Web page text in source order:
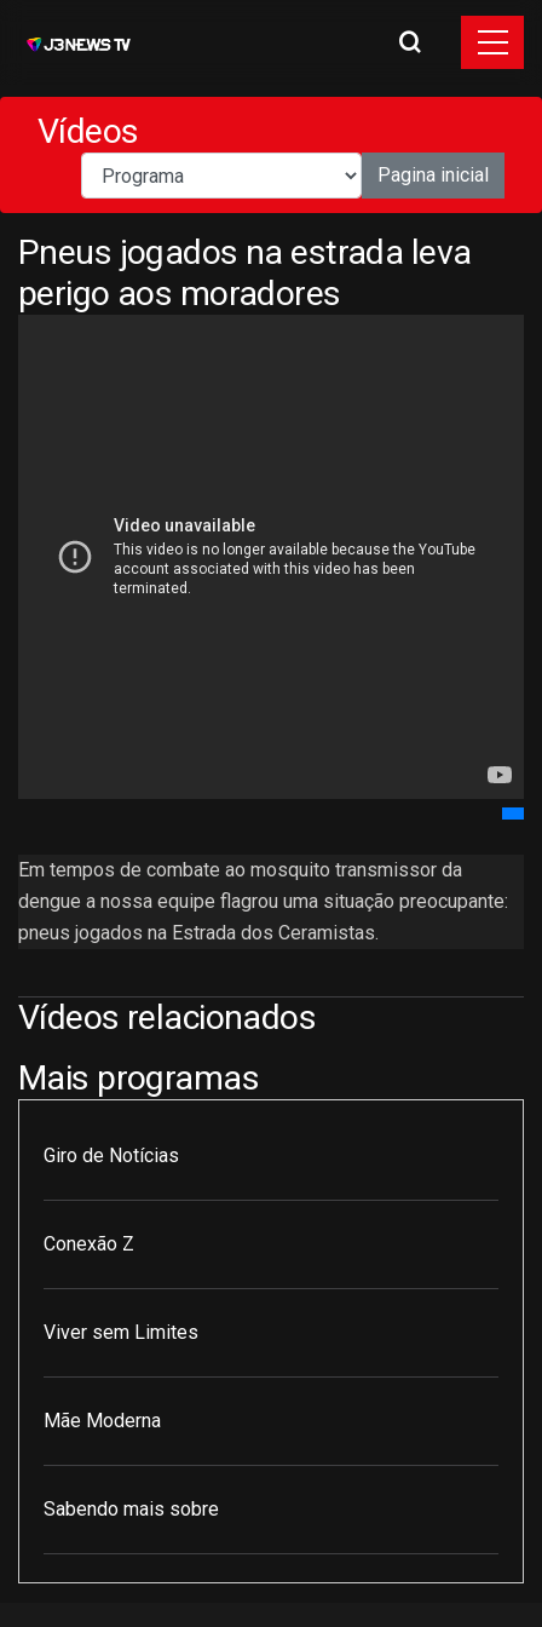
Vídeos
Pagina inicial
Pneus jogados na estrada leva
perigo aos moradores
Em tempos de combate ao mosquito transmissor da
dengue a nossa equipe flagrou uma situação preocupante:
pneus jogados na Estrada dos Ceramistas.
Vídeos relacionados
Mais programas
Giro de Notícias
Conexão Z
Viver sem Limites
Mãe Moderna
Sabendo mais sobre